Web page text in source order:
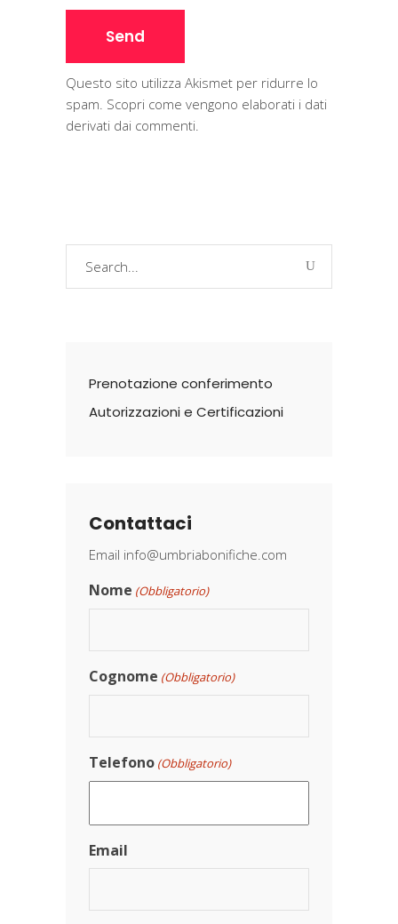
Questo sito utilizza Akismet per ridurre lo
spam. Scopri come vengono elaborati i dati
derivati dai commenti.
Prenotazione conferimento
Autorizzazioni e Certificazioni
Contattaci
Email info@umbriabonifiche.com
Nome (Obbligatorio)
Cognome (Obbligatorio)
Telefono (Obbligatorio)
Email